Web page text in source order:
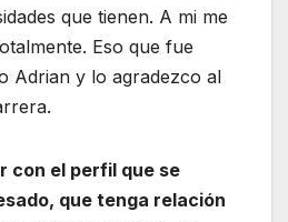
que tienen. A mi me
Eso que fue
Adrian y lo agradezco al
con el perfil que se
que tenga relación